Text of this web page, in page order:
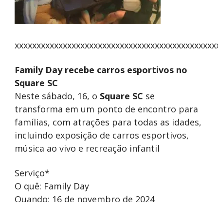
Family Day recebe carros esportivos no
Square SC
Neste sábado, 16, o Square SC se
transforma em um ponto de encontro para
famílias, com atrações para todas as idades,
incluindo exposição de carros esportivos,
música ao vivo e recreação infantil
Serviço*
O quê: Family Day
Quando: 16 de novembro de 2024